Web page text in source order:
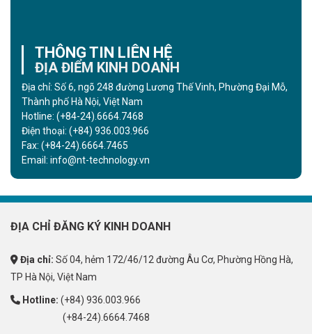
THÔNG TIN LIÊN HỆ
ĐỊA ĐIỂM KINH DOANH
Địa chỉ: Số 6, ngõ 248 đường Lương Thế Vinh, Phường Đại Mỗ,
Thành phố Hà Nội, Việt Nam
Hotline: (+84-24).6664.7468
Điện thoại: (+84) 936.003.966
Fax: (+84-24).6664.7465
Email: info@nt-technology.vn
ĐỊA CHỈ ĐĂNG KÝ KINH DOANH
Địa chỉ: Số 04, hẻm 172/46/12 đường Âu Cơ, Phường Hồng Hà,
TP Hà Nội, Việt Nam
Hotline: (+84) 936.003.966
(+84-24).6664.7468